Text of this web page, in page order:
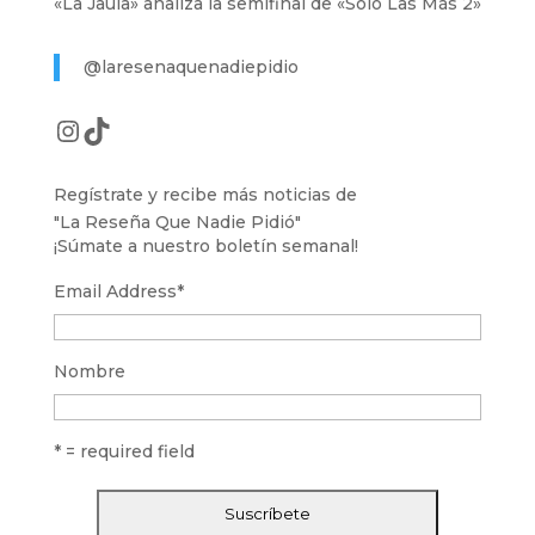
@laresenaquenadiepidio
Instagram
TikTok
Regístrate y recibe más noticias de
"La Reseña Que Nadie Pidió"
¡Súmate a nuestro boletín semanal!
Email Address*
Nombre
* = required field